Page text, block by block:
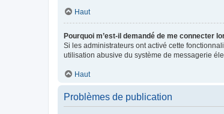
Haut
Pourquoi m’est-il demandé de me connecter
Si les administrateurs ont activé cette
utilisation abusive du système de messagerie
Haut
Problèmes de publication